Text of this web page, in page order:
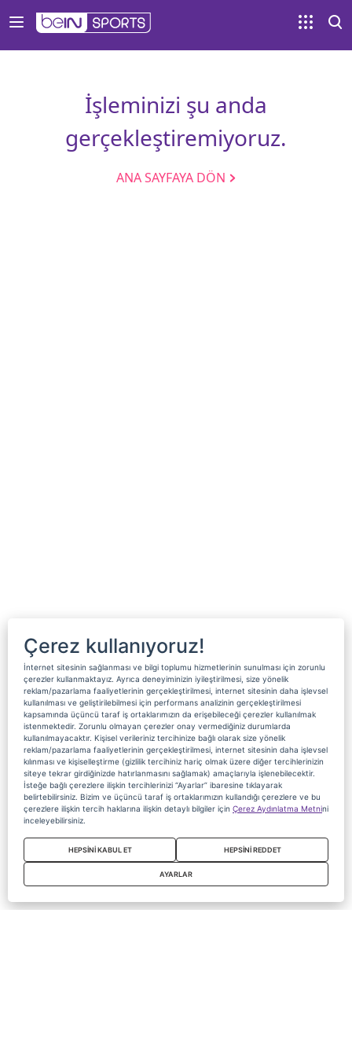
İşleminizi şu anda
gerçekleştiremiyoruz.
ANA SAYFAYA DÖN
Çerez kullanıyoruz!
İnternet sitesinin sağlanması ve bilgi toplumu hizmetlerinin sunulması için zorunlu
çerezler kullanmaktayız. Ayrıca deneyiminizin iyileştirilmesi, size yönelik
reklam/pazarlama faaliyetlerinin gerçekleştirilmesi, internet sitesinin daha işlevsel
kullanılması ve geliştirilebilmesi için performans analizinin gerçekleştirilmesi
kapsamında üçüncü taraf iş ortaklarımızın da erişebileceği çerezler kullanılmak
istenmektedir. Zorunlu olmayan çerezler onay vermediğiniz durumlarda
kullanılmayacaktır. Kişisel verileriniz tercihinize bağlı olarak size yönelik
reklam/pazarlama faaliyetlerinin gerçekleştirilmesi, internet sitesinin daha işlevsel
kılınması ve kişiselleştirme (gizlilik tercihiniz hariç olmak üzere diğer tercihlerinizin
siteye tekrar girdiğinizde hatırlanmasını sağlamak) amaçlarıyla işlenebilecektir.
İsteğe bağlı çerezlere ilişkin tercihlerinizi “Ayarlar” ibaresine tıklayarak
belirtebilirsiniz. Bizim ve üçüncü taraf iş ortaklarımızın kullandığı çerezlere ve bu
çerezlere ilişkin tercih haklarına ilişkin detaylı bilgiler için Çerez Aydınlatma Metnini
inceleyebilirsiniz.
HEPSİNİ KABUL ET HEPSİNİ REDDET
AYARLAR